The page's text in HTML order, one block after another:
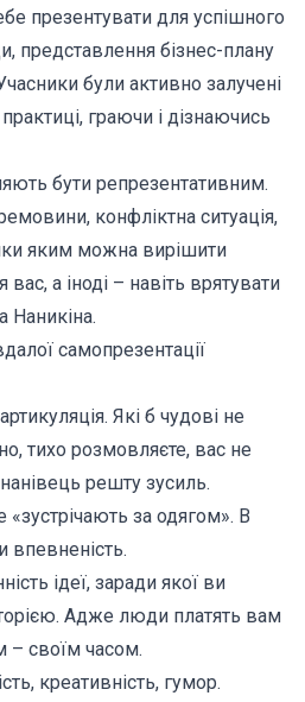
презентувати для успішного
представлення бізнес-плану
були активно залучені
граючи і дізнаючись
бути репрезентативним.
конфліктна ситуація,
яким можна вирішити
а іноді – навіть врятувати
Наникіна.
самопрезентації
Які б чудові не
тихо розмовляєте, вас не
решту зусиль.
за одягом». В
впевненість.
ідеї, заради якої ви
Адже люди платять вам
– своїм часом.
креативність, гумор.